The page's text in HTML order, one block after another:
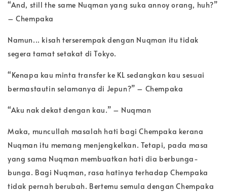
“And, still the same Nuqman yang suka annoy orang, huh?”
– Chempaka
Namun... kisah terserempak dengan Nuqman itu tidak
segera tamat setakat di Tokyo.
“Kenapa kau minta transfer ke KL sedangkan kau sesuai
bermastautin selamanya di Jepun?” – Chempaka
“Aku nak dekat dengan kau.” – Nuqman
Maka, muncullah masalah hati bagi Chempaka kerana
Nuqman itu memang menjengkelkan. Tetapi, pada masa
yang sama Nuqman membuatkan hati dia berbunga-
bunga. Bagi Nuqman, rasa hatinya terhadap Chempaka
tidak pernah berubah. Bertemu semula dengan Chempaka